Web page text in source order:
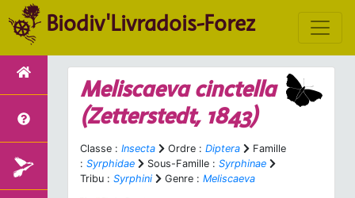
Biodiv'Livradois-Forez
Meliscaeva cinctella
(Zetterstedt, 1843)
Classe : Insecta Ordre : Diptera
Famille
: Syrphidae Sous-Famille : Syrphinae
Tribu : Syrphini Genre : Meliscaeva